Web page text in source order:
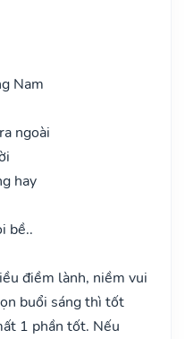
Nam
ngoài
hay
bề..
điềm lành, niềm vui
buổi sáng thì tốt
1 phần tốt. Nếu